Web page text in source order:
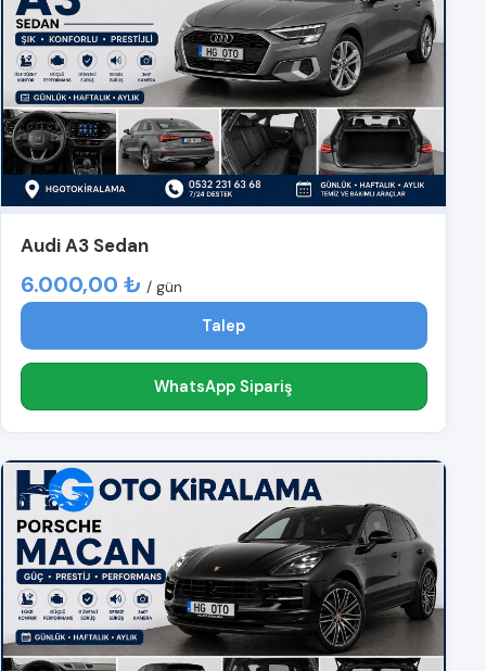
Audi A3 Sedan
6.000,00 ₺ / gün
Talep
WhatsApp Sipariş